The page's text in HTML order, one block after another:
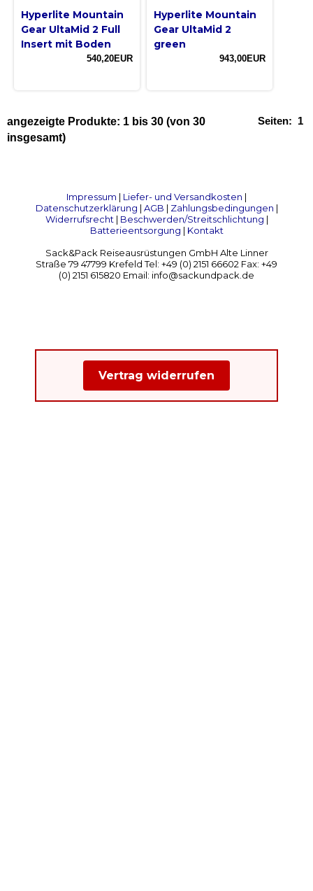
Hyperlite Mountain
Gear UltaMid 2 Full
Insert mit Boden
540,20EUR
Hyperlite Mountain
Gear UltaMid 2
green
943,00EUR
Seiten: 1
angezeigte Produkte: 1 bis 30 (von 30
insgesamt)
Impressum | Liefer- und Versandkosten |
Datenschutzerklärung | AGB | Zahlungsbedingungen |
Widerrufsrecht | Beschwerden/Streitschlichtung |
Batterieentsorgung | Kontakt
Sack&Pack Reiseausrüstungen GmbH Alte Linner
Straße 79 47799 Krefeld Tel: +49 (0) 2151 66602 Fax: +49
(0) 2151 615820 Email: info@sackundpack.de
Vertrag widerrufen